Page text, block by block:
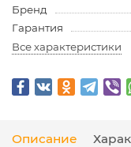
Бренд
Гарантия
Все характеристики
Описание